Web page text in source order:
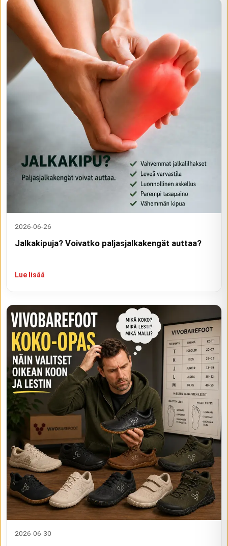
2026-06-26
Jalkakipuja? Voivatko paljasjalkakengät auttaa?
Lue lisää
2026-06-30